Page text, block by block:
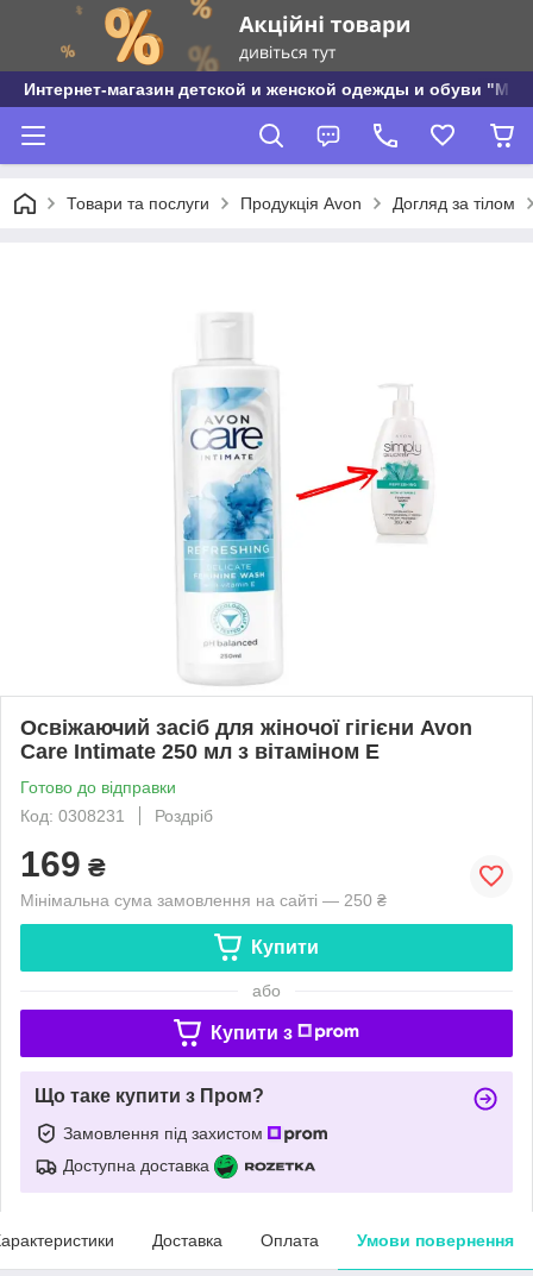
Интернет-магазин детской и женской одежды и обуви
Товари та послуги Продукція Avon Догляд за тілом
Освіжаючий засіб для жіночої гігієни Avon
Care Intimate 250 мл з вітаміном Е
Готово до відправки
Код: 0308231
Роздріб
169 ₴
Мінімальна сума замовлення на сайті — 250 ₴
Купити
або
Купити з
Що таке купити з Пром?
Замовлення під захистом
Доступна доставка
Доставка Оплата Умови повернення